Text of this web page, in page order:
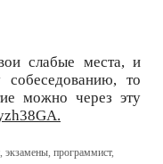
слабые места, и
собеседованию, то
можно через эту
, экзамены,программист,